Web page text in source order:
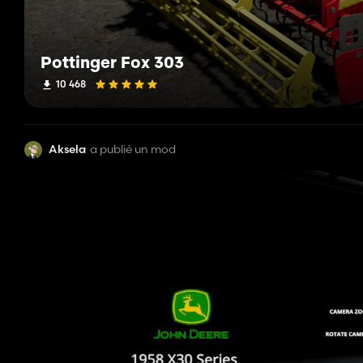
Pottinger Fox 303
10 468
Aksela a publié un mod